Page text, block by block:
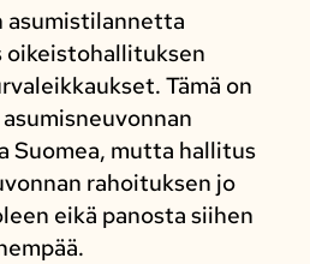
asumistilannetta
Tämä on
Suomea, mutta hallitus
rahoituksen jo
eikä panosta siihen